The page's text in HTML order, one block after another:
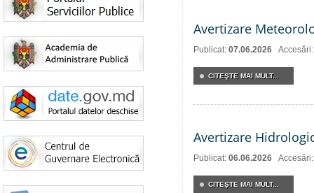
Avertizare
Publicat: 07.06.2026
CITEŞTE MAI MULT...
Avertizare
Publicat: 06.06.2026
CITEŞTE MAI MULT...